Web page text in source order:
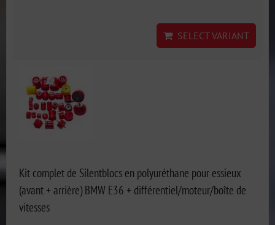
SELECT VARIANT
Kit complet de Silentblocs en polyuréthane pour essieux
(avant + arrière) BMW E36 + différentiel/moteur/boîte de
vitesses